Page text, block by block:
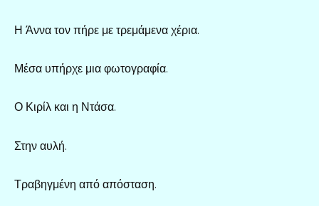
Η Άννα τον πήρε με τρεμάμενα χέρια.
Μέσα υπήρχε μια φωτογραφία.
Ο Κιρίλ και η Ντάσα.
Στην αυλή.
Τραβηγμένη από απόσταση.